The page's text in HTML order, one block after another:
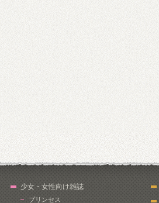
少女・女性向け雑誌
プリンセス